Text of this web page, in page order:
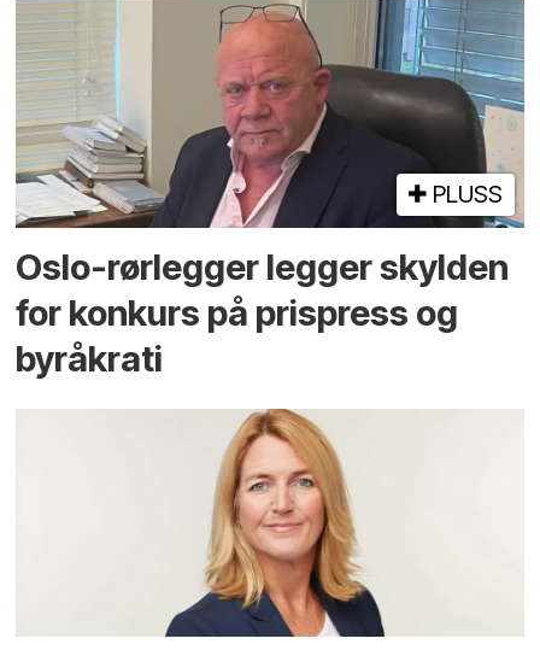
PLUSS
Oslo-rørlegger legger skylden
for konkurs på prispress og
byråkrati